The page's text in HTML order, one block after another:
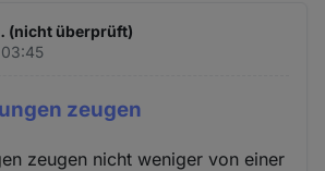
(nicht überprüft)
zeugen
zeugen nicht weniger von einer